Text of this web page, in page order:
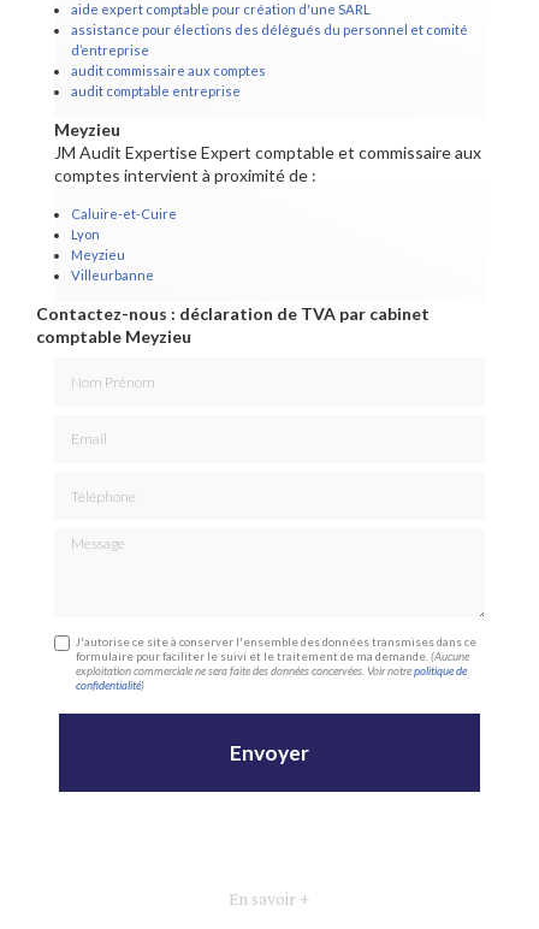
aide expert comptable pour création d'une SARL
assistance pour élections des délégués du personnel et comité
d’entreprise
audit commissaire aux comptes
audit comptable entreprise
Meyzieu
JM Audit Expertise Expert comptable et commissaire aux
comptes intervient à proximité de :
Caluire-et-Cuire
Lyon
Meyzieu
Villeurbanne
Contactez-nous : déclaration de TVA par cabinet
comptable Meyzieu
Message
J'autorise ce site à conserver l'ensemble des données transmises dans ce
formulaire pour faciliter le suivi et le traitement de ma demande.(Aucune
exploitation commerciale ne sera faite des données concervées. Voir notrepolitique de
confidentialité)
En savoir +